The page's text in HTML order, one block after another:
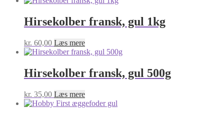
Hirsekolber fransk, gul 1kg
kr. 60,00 Læs mere
Hirsekolber fransk, gul 500g
kr. 35,00 Læs mere